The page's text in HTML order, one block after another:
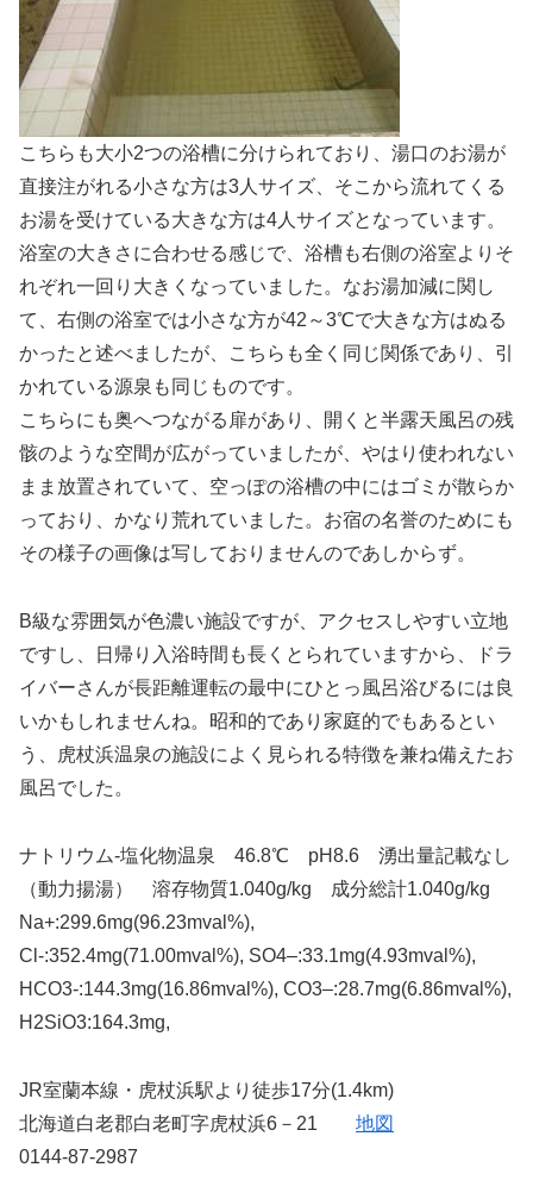
こちらも大小2つの浴槽に分けられており、湯口のお湯が
直接注がれる小さな方は3人サイズ、そこから流れてくる
お湯を受けている大きな方は4人サイズとなっています。
浴室の大きさに合わせる感じで、浴槽も右側の浴室よりそ
れぞれ一回り大きくなっていました。なお湯加減に関し
て、右側の浴室では小さな方が42～3℃で大きな方はぬる
かったと述べましたが、こちらも全く同じ関係であり、引
かれている源泉も同じものです。
こちらにも奥へつながる扉があり、開くと半露天風呂の残
骸のような空間が広がっていましたが、やはり使われない
まま放置されていて、空っぽの浴槽の中にはゴミが散らか
っており、かなり荒れていました。お宿の名誉のためにも
その様子の画像は写しておりませんのであしからず。
B級な雰囲気が色濃い施設ですが、アクセスしやすい立地
ですし、日帰り入浴時間も長くとられていますから、ドラ
イバーさんが長距離運転の最中にひとっ風呂浴びるには良
いかもしれませんね。昭和的であり家庭的でもあるとい
う、虎杖浜温泉の施設によく見られる特徴を兼ね備えたお
風呂でした。
ナトリウム-塩化物温泉 46.8℃ pH8.6 湧出量記載なし
（動力揚湯） 溶存物質1.040g/kg 成分総計1.040g/kg
Na+:299.6mg(96.23mval%),
Cl-:352.4mg(71.00mval%), SO4–:33.1mg(4.93mval%),
HCO3-:144.3mg(16.86mval%), CO3–:28.7mg(6.86mval%),
H2SiO3:164.3mg,
JR室蘭本線・虎杖浜駅より徒歩17分(1.4km)
北海道白老郡白老町字虎杖浜6－21 地図
0144-87-2987